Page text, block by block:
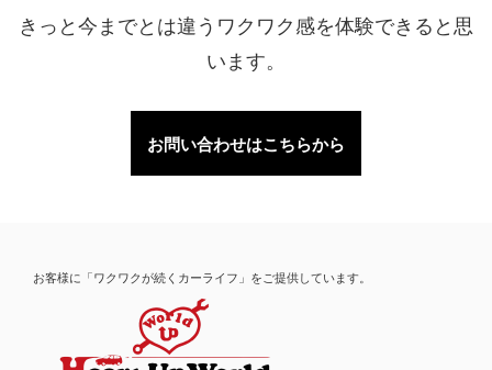
きっと今までとは違うワクワク感を体験できると思
います。
お問い合わせはこちらから
お客様に「ワクワクが続くカーライフ」をご提供しています。